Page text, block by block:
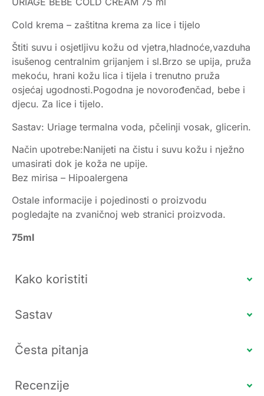
Cold krema – zaštitna krema za lice i tijelo
Štiti suvu i osjetljivu kožu od vjetra,hladnoće,vazduha
isušenog centralnim grijanjem i sl.Brzo se upija, pruža
mekoću, hrani kožu lica i tijela i trenutno pruža
osjećaj ugodnosti.Pogodna je novorođenčad, bebe i
djecu. Za lice i tijelo.
Sastav: Uriage termalna voda, pčelinji vosak, glicerin.
Način upotrebe:Nanijeti na čistu i suvu kožu i nježno
umasirati dok je koža ne upije.
Bez mirisa – Hipoalergena
Ostale informacije i pojedinosti o proizvodu
pogledajte na zvaničnoj web stranici proizvoda.
75ml
Kako koristiti
Sastav
Česta pitanja
Recenzije